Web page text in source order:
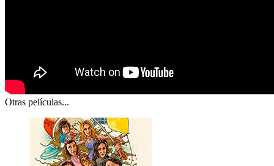
Otras películas...